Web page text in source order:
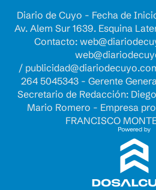
Diario de Cuyo - Fecha de
Av. Alem Sur 1639. Esquina
Contacto:
/
264 5045343 - Gerente
Secretario de Redacción:
Mario Romero - Empresa
FRANCISCO